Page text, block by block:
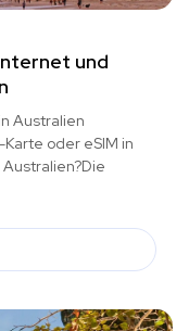
und
Australien
oder eSIM in